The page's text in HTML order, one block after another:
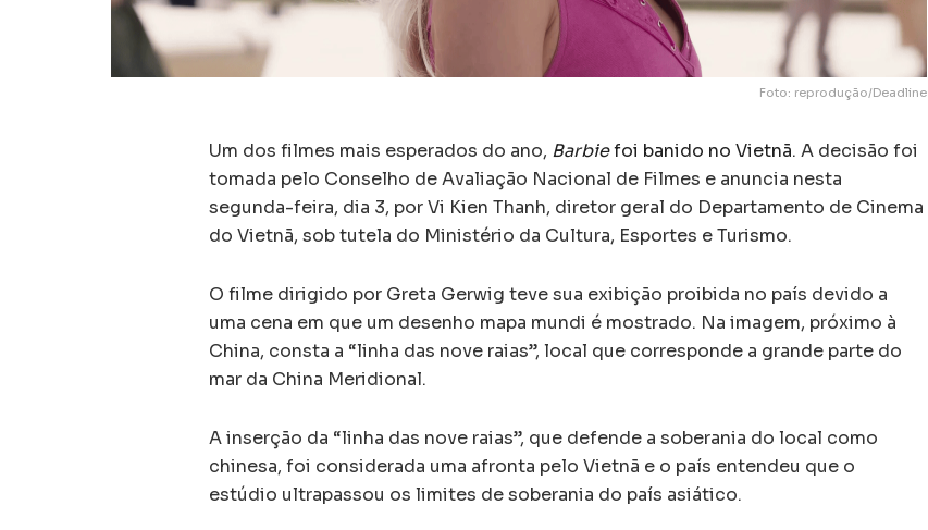
Foto: reprodução/Deadline
Um dos filmes mais esperados do ano, Barbiefoi banido no Vietnã. A decisão foi
tomada pelo Conselho de Avaliação Nacional de Filmes e anuncia nesta
segunda-feira, dia 3, por Vi Kien Thanh, diretor geral do Departamento de Cinema
do Vietnã, sob tutela do Ministério da Cultura, Esportes e Turismo.
O filme dirigido por Greta Gerwig teve sua exibição proibida no país devido a
uma cena em que um desenho mapa mundi é mostrado. Na imagem, próximo à
China, consta a “linha das nove raias”, local que corresponde a grande parte do
mar da China Meridional.
A inserção da “linha das nove raias”, que defende a soberania do local como
chinesa, foi considerada uma afronta pelo Vietnã e o país entendeu que o
estúdio ultrapassou os limites de soberania do país asiático.